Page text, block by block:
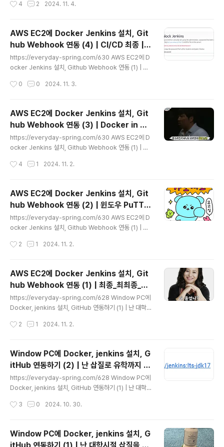
를... AWS EC2에 설치 했어야 하는데별 의심없이 개인 p
설치heveryday-spring.comhttps://everyday-spr
ing.com/629 Window PC에 Docker, jenkins 설치,
GitHub 연동하기 (2) | 난 삽질로 유학까지 다녀왔단 사실
https://everyday-spring.com/628 Window PC에
4 2 2024. 11. 4.
AWS EC2에 Docker Jenkins 설치, Git
hub Webhook 연동 (4) | CI/CD 최종 | J
enkins Pipeline Docker 배포까지 총정
리
https://everyday-spring.com/630 AWS EC2에 D
ocker Jenkins 설치, Github Webhook 연동 (1) | 최
m/628 Window PC에 Docker, jenkins 설치, GitHu
의심없이 개인 pc에 설치했다..everyday-spring.com
https://everyday-spring.com/631 AWS EC2에 D
ocker Jenkins 설치, Github Webhook 연동 (2) | 윈
도우 PuTTY EC2 연동하기 | EC2 메모리 스왑https://..
0 0 2024. 11. 3.
AWS EC2에 Docker Jenkins 설치, Git
hub Webhook 연동 (3) | Docker in Do
cker
https://everyday-spring.com/630 AWS EC2에 D
ocker Jenkins 설치, Github Webhook 연동 (1) | 최
m/628 Window PC에 Docker, jenkins 설치, GitHu
의심없이 개인 pc에 설치했다..everyday-spring.co
m https://everyday-spring.com/631 AWS EC2에
Docker Jenkins 설치, Github Webhook 연동 (2) |
윈도우 PuTTY EC2 연동하기 | EC2 메모리 스왑http
4 1 2024. 11. 2.
AWS EC2에 Docker Jenkins 설치, Git
hub Webhook 연동 (2) | 윈도우 PuTTY
EC2 연동하기 | EC2 메모리 스왑
https://everyday-spring.com/630 AWS EC2에 D
ocker Jenkins 설치, Github Webhook 연동 (1) | 최
m/628 Window PC에 Docker, jenkins 설치, GitHu
의심없이 개인 pc에 설치했다..everyday-spring.co
m 지난글에서 CI/CD를 위한 AWS EC2 Intance 생성
및 설정을 완료했다이제 Docker와 Jenkins를 설치해보
자 Window Putty 설치윈도우 터미널을 이용하는 방법도
2 1 2024. 11. 2.
AWS EC2에 Docker Jenkins 설치, Git
hub Webhook 연동 (1) | 최종_최최종_찐
막_찐찐막
https://everyday-spring.com/628 Window PC에
Docker, jenkins 설치, GitHub 연동하기 (1) | 난 대학시
EC2에 설치 했어야 하는데별 의심없이 개인 pc에 설치했
eryday-spring.comhttps://everyday-spring.co
m/629 Window PC에 Docker, jenkins 설치, GitHu
b 연동하기 (2) | 난 삽질로 유학까지 다녀왔단 사실http
s://everyday-spring.com/628 Window PC에 Do
2 1 2024. 11. 2.
Window PC에 Docker, jenkins 설치, G
itHub 연동하기 (2) | 난 삽질로 유학까지 다
녀왔단 사실
https://everyday-spring.com/628 Window PC에
Docker, jenkins 설치, GitHub 연동하기 (1) | 난 대학시
EC2에 설치 했어야 하는데별 의심없이 개인 pc에 설치했
eryday-spring.com지난 글에서는Docker, Jenkins
3 0 2024. 10. 30.
Window PC에 Docker, jenkins 설치, G